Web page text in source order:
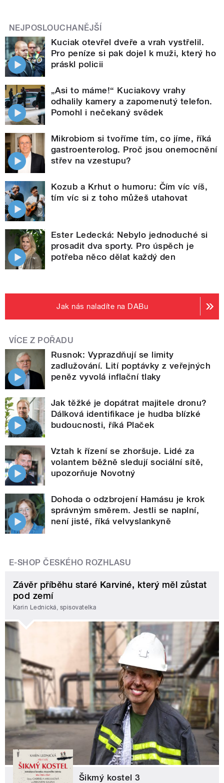
NEJPOSLOUCHANĚJŠÍ
Kuciak otevřel dveře a vrah vystřelil.
Pro peníze si pak dojel k muži, který ho
práskl policii
„Asi to máme!“ Kuciakovy vrahy
odhalily kamery a zapomenutý telefon.
Pomohl i nečekaný svědek
Mikrobiom si tvoříme tím, co jíme, říká
gastroenterolog. Proč jsou onemocnění
střev na vzestupu?
Kozub a Krhut o humoru: Čím víc víš,
tím víc si z toho můžeš utahovat
Ester Ledecká: Nebylo jednoduché si
prosadit dva sporty. Pro úspěch je
potřeba něco dělat každý den
Jak nás naladíte na DABu
VÍCE Z POŘADU
Rusnok: Vyprazdňují se limity
zadlužování. Lití poptávky z veřejných
peněz vyvolá inflační tlaky
Jak těžké je dopátrat majitele dronu?
Dálková identifikace je hudba blízké
budoucnosti, říká Plaček
Vztah k řízení se zhoršuje. Lidé za
volantem běžně sledují sociální sítě,
upozorňuje Novotný
Dohoda o odzbrojení Hamásu je krok
správným směrem. Jestli se naplní,
není jisté, říká velvyslankyně
E-SHOP ČESKÉHO ROZHLASU
Závěr příběhu staré Karviné, který měl zůstat
pod zemí
Karin Lednická, spisovatelka
Šikmý kostel 3